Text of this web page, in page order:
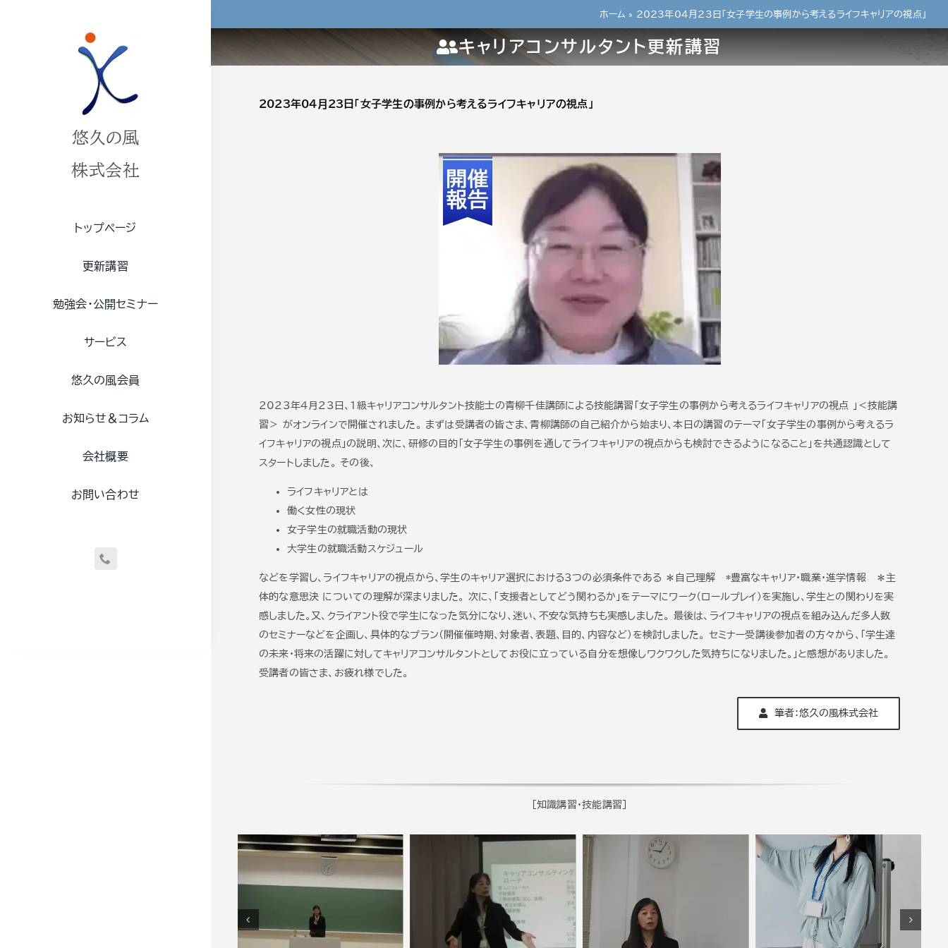
悠久の風
株式会社
トップページ
更新講習
勉強会・公開セミナー
サービス
悠久の風会員
お知らせ＆コラム
会社概要
お問い合わせ
ホーム » 2023年04月23日「女子学生の事例から考えるライフキャリアの視点」
キャリアコンサルタント更新講習
2023年04月23日「女子学生の事例から考えるライフキャリアの視点」
2023年4月23日、1級キャリアコンサルタント技能士の青柳千佳講師による技能講習「女子学生の事例から考えるライフキャリアの視点 」＜技能講
習＞ がオンラインで開催されました。 まずは受講者の皆さま、青柳講師の自己紹介から始まり、本日の講習のテーマ「女子学生の事例から考えるラ
イフキャリアの視点」の説明、次に、研修の目的「女子学生の事例を通してライフキャリアの視点からも検討できるようになること」を共通認識として
スタートしました。 その後、
ライフキャリアとは
働く女性の現状
女子学生の就職活動の現状
大学生の就職活動スケジュール
などを学習し、ライフキャリアの視点から、学生のキャリア選択における3つの必須条件である ＊自己理解 *豊富なキャリア・職業・進学情報 ＊主
体的な意思決 についての理解が深まりました。 次に、「支援者としてどう関わるか」をテーマにワーク（ロールプレイ）を実施し、学生との関わりを実
感しました。又、クライアント役で学生になった気分になり、迷い、不安な気持ちも実感しました。 最後は、ライフキャリアの視点を組み込んだ多人数
のセミナーなどを企画し、具体的なプラン（開催催時期、対象者、表題、目的、内容など）を検討しました。 セミナー受講後参加者の方々から、「学生達
の未来・将来の活躍に対してキャリアコンサルタントとしてお役に立っている自分を想像しワクワクした気持ちになりました。」と感想がありました。
受講者の皆さま、お疲れ様でした。
筆者：悠久の風株式会社
[知識講習・技能講習]